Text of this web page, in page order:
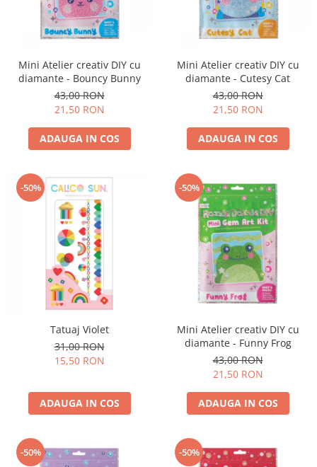
Mini Atelier creativ DIY cu
diamante - Bouncy Bunny
43,00 RON
21,50 RON
ADAUGA IN COS
Mini Atelier creativ DIY cu
diamante - Cutesy Cat
43,00 RON
21,50 RON
ADAUGA IN COS
-50%
Tatuaj Violet
31,00 RON
15,50 RON
ADAUGA IN COS
-50%
Mini Atelier creativ DIY cu
diamante - Funny Frog
43,00 RON
21,50 RON
ADAUGA IN COS
-50% -50%